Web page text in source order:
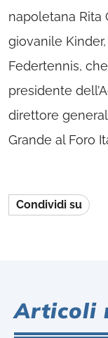
napoletana Rita
giovanile
Federtennis,
presidente
direttore
Grande al Foro
Condividi su
Articoli